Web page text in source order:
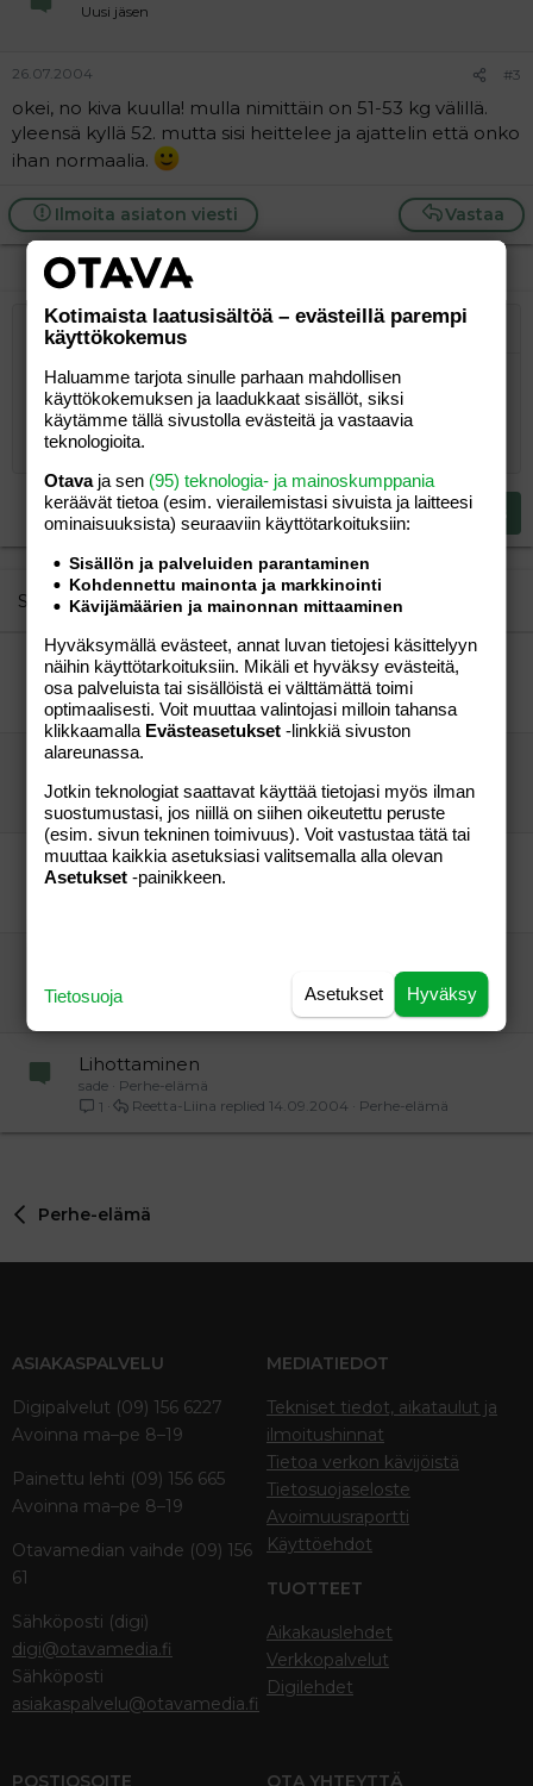
Uusi jäsen
26.07.2004 #3
okei, no kiva kuulla! mulla nimittäin on 51-53 kg välillä.
yleensä kyllä 52. mutta sisi heittelee ja ajattelin että onko
ihan normaalia.
Vastaa
Ilmoita asiaton viesti
Lihavoitu
Kursivoitu
Laajennettuun editoriin…
Lista
Järjestämätön lista
Suurenna sisennystä
Laajennettuun editoriin…
Fontin koko
9
10
12
15
18
22
26
TekstiväriKirjasintyyli
Arial
Book Antiqua
Georgia
Tahoma
Times New Roman
Trebuchet MS
YliviivaaAlleviivattu
Rivinsisäinen koodi
Rivinsisäinen spoiler
Tasaus Tasaa vasemmalle
Keskitä
Justify text
Paragraph format
Normal
Heading 1
Heading 2
Heading 3
LainausLisää video/media
Lisää taulukko
Insert horizontal line
SpoilerKoodi
Tee uudelleen
BBCode-näkymä
Poista muotoilu
LuonnoksetTallenna luonnos
Poista luonnos
Kirjoita vastaus...
Lähetä vastaus
Similar threads
Nutrilett 5 päivän tehostartti, kokemuksia??
ehi Perhe-elämä
0
Perhe-elämä
28.08.2007
ehi
oletteko lihoneet raskauden aikana?
cristal
Aihe vapaa
31
Aihe vapaa
29.08.2007
Huopatossu
Te joiden vaatekoko 34 tai tuumissa 26
Ihmettelee vaatekokoja...
2
Aihe vapaa
08.11.2010
Lihottaminen
sade
Perhe-elämä
1
Perhe-elämä
14.09.2004
Reetta-Liina
Perhe-elämä
ASIAKASPALVELU
Digipalvelut (09) 156 6227
Avoinna ma–pe 8–19
Painettu lehti (09) 156 665
Avoinna ma–pe 8–19
Otavamedian vaihde (09) 156
61
Sähköposti (digi)
digi@otavamedia.fi
Sähköposti
asiakaspalvelu@otavamedia.fi
MEDIATIEDOT
Tekniset tiedot, aikataulut ja
ilmoitushinnat
Tietoa verkon kävijöistä
Tietosuojaseloste
Avoimuusraportti
Käyttöehdot
TUOTTEET
Aikakauslehdet
Verkkopalvelut
Digilehdet
POSTIOSOITE OTA YHTEYTTÄ
Kotimaista laatusisältöä – evästeillä parempi
käyttökokemus
Haluamme tarjota sinulle parhaan mahdollisen
käyttökokemuksen ja laadukkaat sisällöt, siksi
käytämme tällä sivustolla evästeitä ja vastaavia
teknologioita.
Otavaja sen (95) teknologia- ja mainoskumppania
keräävät tietoa (esim. vierailemis­tasi sivuista ja laitteesi
ominaisuuk­sista) seuraaviin käyttötarkoituksiin:
Sisällön ja palveluiden parantaminen
Kohdennettu mainonta ja markkinointi
Kävijämäärien ja mainonnan mittaaminen
Hyväksymällä evästeet, annat luvan tietojesi käsittelyyn
näihin käyttötarkoituksiin. Mikäli et hyväksy evästeitä,
osa palveluista tai sisällöistä ei välttämättä toimi
optimaalisesti. Voit muuttaa valintojasi milloin tahansa
klikkaamalla Evästeasetukset -linkkiä sivuston
alareunassa.
Jotkin teknologiat saattavat käyttää tietojasi myös ilman
suostumustasi, jos niillä on siihen oikeutettu peruste
(esim. sivun tekninen toimivuus). Voit vastustaa tätä tai
muuttaa kaikkia asetuksiasi valitsemalla alla olevan
Asetukset -painikkeen.
Hyväksy
Asetukset
Tietosuoja